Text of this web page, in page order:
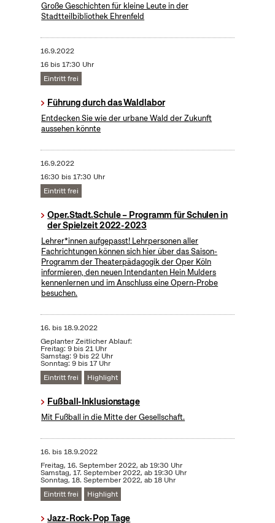
Große Geschichten für kleine Leute in der
Stadtteilbibliothek Ehrenfeld
16.9.2022
16 bis 17:30 Uhr
Eintritt frei
Führung durch das Waldlabor
Entdecken Sie wie der urbane Wald der Zukunft
aussehen könnte
16.9.2022
16:30 bis 17:30 Uhr
Eintritt frei
Oper.Stadt.Schule – Programm für Schulen in
der Spielzeit 2022-2023
Lehrer*innen aufgepasst! Lehrpersonen aller
Fachrichtungen können sich hier über das Saison-
Programm der Theaterpädagogik der Oper Köln
informieren, den neuen Intendanten Hein Mulders
kennenlernen und im Anschluss eine Opern-Probe
besuchen.
16. bis18.9.2022
Geplanter Zeitlicher Ablauf:
Freitag: 9 bis 21 Uhr
Samstag: 9 bis 22 Uhr
Sonntag: 9 bis 17 Uhr
Eintritt frei
Highlight
Fußball-Inklusionstage
Mit Fußball in die Mitte der Gesellschaft.
16. bis18.9.2022
Freitag, 16. September 2022, ab 19:30 Uhr
Samstag, 17. September 2022, ab 19:30 Uhr
Sonntag, 18. September 2022, ab 18 Uhr
Eintritt frei
Highlight
Jazz-Rock-Pop Tage